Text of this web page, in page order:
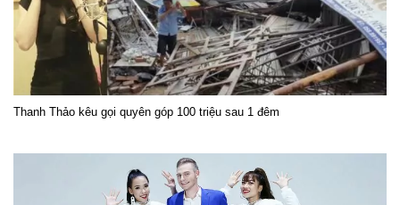
Thanh Thảo kêu gọi quyên góp 100 triệu sau 1 đêm